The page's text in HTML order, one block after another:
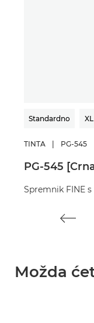
Standardno XL
TINTA PG-545
PG-545
Spremnik FINE
Možda